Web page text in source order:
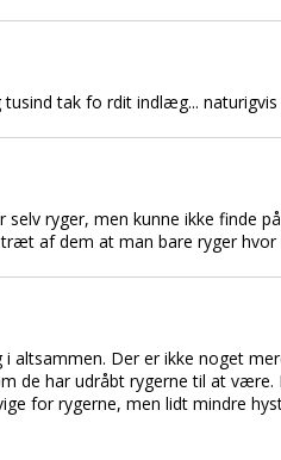
tak fo rdit indlæg...
ryger, men kunne ikke finde
af dem at man bare ryger hvor
altsammen. Der er ikke noget
de har udråbt rygerne til at
for rygerne, men lidt mindre